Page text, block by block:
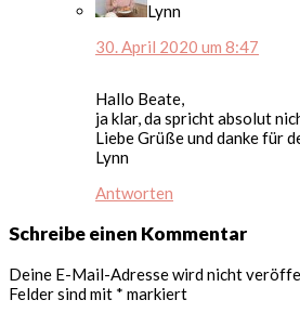
Lynn
30. April 2020 um 8:47
Hallo Beate,
ja klar, da spricht absolut
Liebe Grüße und danke für
Lynn
Antworten
Schreibe einen Kommentar
Deine E-Mail-Adresse wird nicht
Felder sind mit * markiert